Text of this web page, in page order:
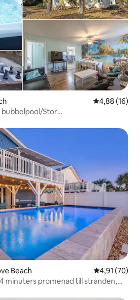
4,88 av 5 i
4,88 (16)
bubbelpool/Stor
Beach 4,91 av 5 i
4,91 (70)
minuters promenad till stranden,